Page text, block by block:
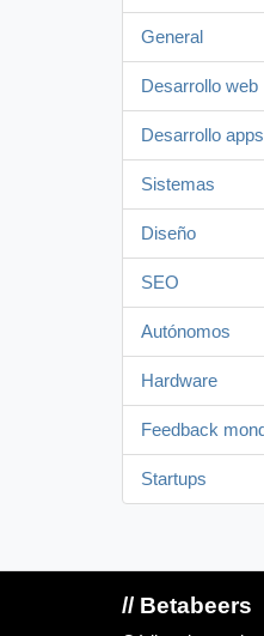
General
Desarrollo web
Desarrollo apps
Sistemas
Diseño
SEO
Autónomos
Hardware
Feedback
Startups
// Betabeers